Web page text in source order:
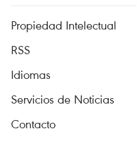
Propiedad Intelectual
RSS
Idiomas
Servicios de Noticias
Contacto